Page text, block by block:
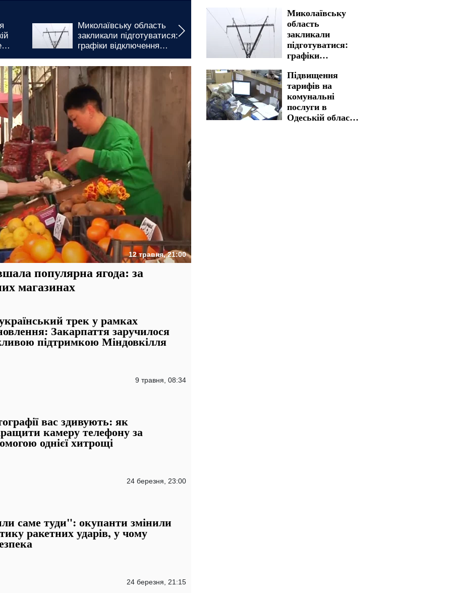
У Кіровоградській області
буде складний день:
введено багатогодинні
світла на 5 та 6 серпня
Нова грошова допомога
доступна для ВПО в
Дніпропетровській області:
відомі критерії відбору та
12 травня, 21:00
популярна ягода: за
магазинах
трек у рамках
Закарпаття заручилося
підтримкою Міндовкілля
9 травня, 08:34
вас здивують: як
камеру телефону за
однієї хитрощі
24 березня, 23:00
саме туди": окупанти змінили
ракетних ударів, у чому
24 березня, 21:15
можливість
отримати
Миколаївську
область
закликали
підготуватися:
графіки
світла на 5 та 6
серпня введено на
довгі години
Підвищення
тарифів на
комунальні
послуги в
Одеській області: